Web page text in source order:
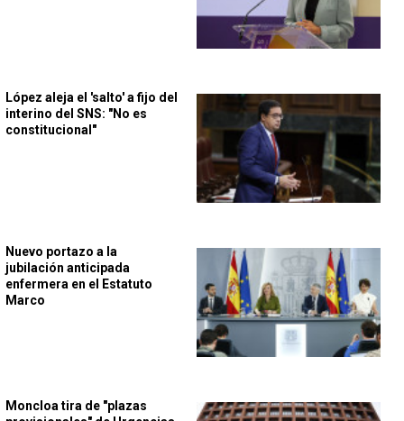
López aleja el 'salto' a fijo del
interino del SNS: "No es
constitucional"
Nuevo portazo a la
jubilación anticipada
enfermera en el Estatuto
Marco
Moncloa tira de "plazas